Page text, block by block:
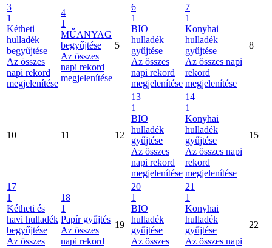
3
1
Kétheti
hulladék
begyűjtése
Az összes
napi rekord
megjelenítése
4
1
MŰANYAG
begyűjtése
Az összes
napi rekord
megjelenítése
5
6
1
BIO
hulladék
gyűjtése
Az összes
napi rekord
megjelenítése
7
1
Konyhai
hulladék
gyűjtése
Az összes napi
rekord
megjelenítése
8
10 11 12
13
1
BIO
hulladék
gyűjtése
Az összes
napi rekord
megjelenítése
14
1
Konyhai
hulladék
gyűjtése
Az összes napi
rekord
megjelenítése
15
17
1
Kétheti és
havi hulladék
begyűjtése
Az összes
18
1
Papír gyűjtés
Az összes
napi rekord
19
20
1
BIO
hulladék
gyűjtése
Az összes
21
1
Konyhai
hulladék
gyűjtése
Az összes napi
22